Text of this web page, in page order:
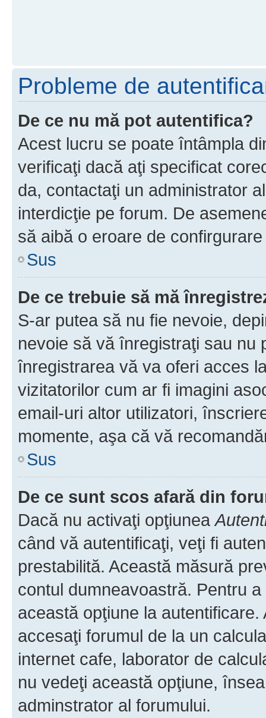
Probleme de
De ce nu mă pot autentifica?
Acest lucru se poate întâmpla
verificaţi dacă aţi specificat
da, contactaţi un administrator
interdicţie pe forum. De
să aibă o eroare de
Sus
De ce trebuie să mă
S-ar putea să nu fie nevoie,
nevoie să vă înregistraţi sau nu
înregistrarea vă va oferi acces
vizitatorilor cum ar fi imagini
email-uri altor utilizatori,
momente, aşa că vă
Sus
De ce sunt scos afară din
Dacă nu activaţi opţiunea
când vă autentificaţi, veţi fi
prestabilită. Această măsură
contul dumneavoastră. Pentru
această opţiune la
accesaţi forumul de la un
internet cafe, laborator de
nu vedeţi această opţiune,
adminstrator al forumului.